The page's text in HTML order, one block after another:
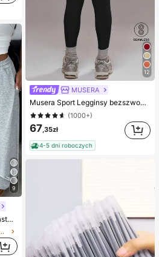
9
SHEIN Spodnie dresowe dla nastolatek, luźne, z szerokimi nogawkami i ściągaczem, w kolorze jasnoszarym
w Zwykły Spodnie dresowe dla nastolatek
12
MUSERA
Musera Sport Legginsy bezszwowe z wysokim stanem, tylko dół, Padel, odzież sportowa na zimę, siłownia, trening
(1000+)
67,35zł
4-5 dni roboczych